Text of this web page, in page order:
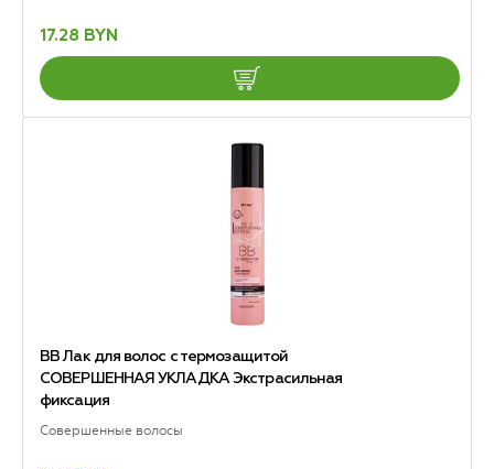
17.28 BYN
ВВ Лак для волос с термозащитой
СОВЕРШЕННАЯ УКЛАДКА Экстрасильная
фиксация
Совершенные волосы